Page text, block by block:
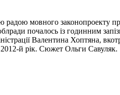
мовного законопроекту
облради почалось із годинним
Валентина Хоптяна,
й рік. Сюжет Ольги Савуляк.